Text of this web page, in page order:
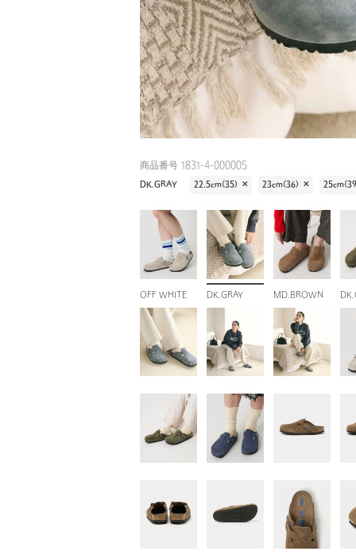
商品番号 1831-4-000005
DK.GRAY 22.5cm(35) ✕ 23cm(36) ✕
OFF WHITE DK.GRAY MD.BROWN